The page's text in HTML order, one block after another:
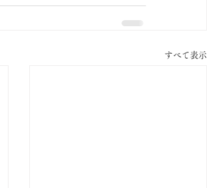
すべて表示